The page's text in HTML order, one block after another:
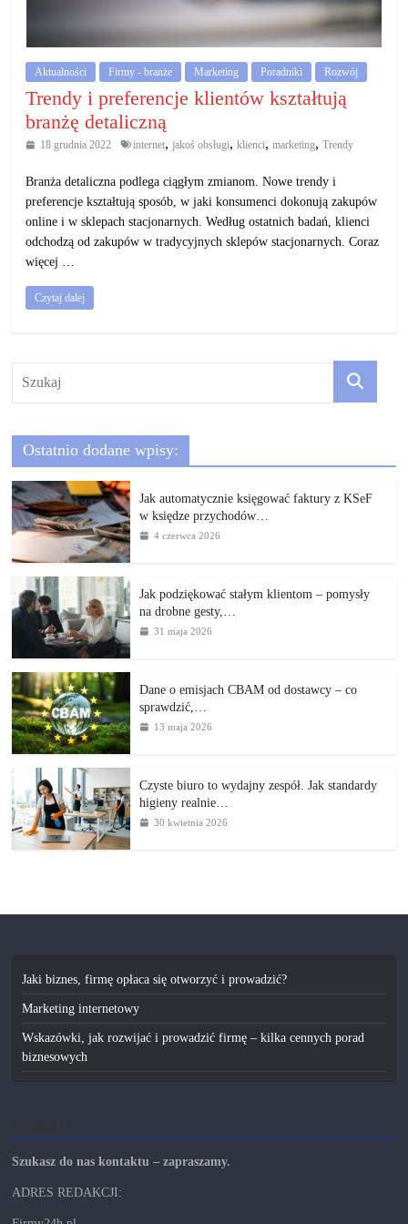
gospodarczą.
Porady
biznesowe
Aktualności Firmy - branże Marketing Poradniki Rozwój
Trendy i preferencje klientów kształtują
branżę detaliczną
18 grudnia 2022 internet, jakoś obsługi, klienci, marketing, Trendy
Branża detaliczna podlega ciągłym zmianom. Nowe trendy i
preferencje kształtują sposób, w jaki konsumenci dokonują zakupów
online i w sklepach stacjonarnych. Według ostatnich badań, klienci
odchodzą od zakupów w tradycyjnych sklepów stacjonarnych. Coraz
więcej …
Czytaj dalej
Ostatnio dodane wpisy:
Jak automatycznie księgować faktury z KSeF
w księdze przychodów…
4 czerwca 2026
Jak podziękować stałym klientom – pomysły
na drobne gesty,…
31 maja 2026
Dane o emisjach CBAM od dostawcy – co
sprawdzić,…
13 maja 2026
Czyste biuro to wydajny zespół. Jak standardy
higieny realnie…
30 kwietnia 2026
Jaki biznes, firmę opłaca się otworzyć i prowadzić?
Marketing internetowy
Wskazówki, jak rozwijać i prowadzić firmę – kilka cennych porad
biznesowych
Szukasz do nas kontaktu – zapraszamy.
ADRES REDAKCJI: